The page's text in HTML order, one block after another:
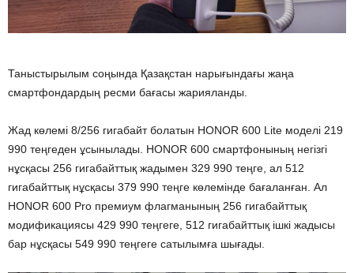
Таныстырылым соңында Қазақстан нарығындағы жаңа
смартфондардың ресми бағасы жарияланды.
Жад көлемі 8/256 гигабайт болатын HONOR 600 Lite моделі 219
990 теңгеден ұсынылады. HONOR 600 смартфонының негізгі
нұсқасы 256 гигабайттық жадымен 329 990 теңге, ал 512
гигабайттық нұсқасы 379 990 теңге көлемінде бағаланған. Ал
HONOR 600 Pro премиум флагманының 256 гигабайттық
модификациясы 429 990 теңгеге, 512 гигабайттық ішкі жадысы
бар нұсқасы 549 990 теңгеге сатылымға шығады.